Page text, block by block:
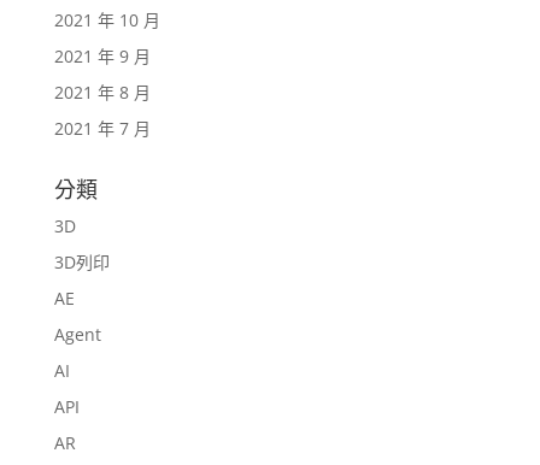
2021 年 10 月
2021 年 9 月
2021 年 8 月
2021 年 7 月
分類
3D
3D列印
AE
Agent
AI
API
AR